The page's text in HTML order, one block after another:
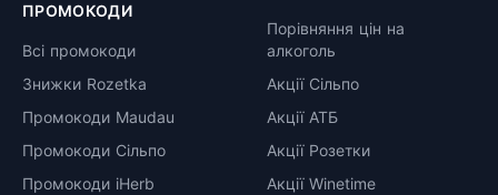
ПРОМОКОДИ
Всі промокоди
Знижки Rozetka
Промокоди Maudau
Промокоди Сільпо
Промокоди iHerb
Порівняння цін на
алкоголь
Акції Сільпо
Акції АТБ
Акції Розетки
Акції Winetime